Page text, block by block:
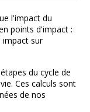
l'impact du
points d'impact :
impact sur
du cycle de
Ces calculs sont
de nos